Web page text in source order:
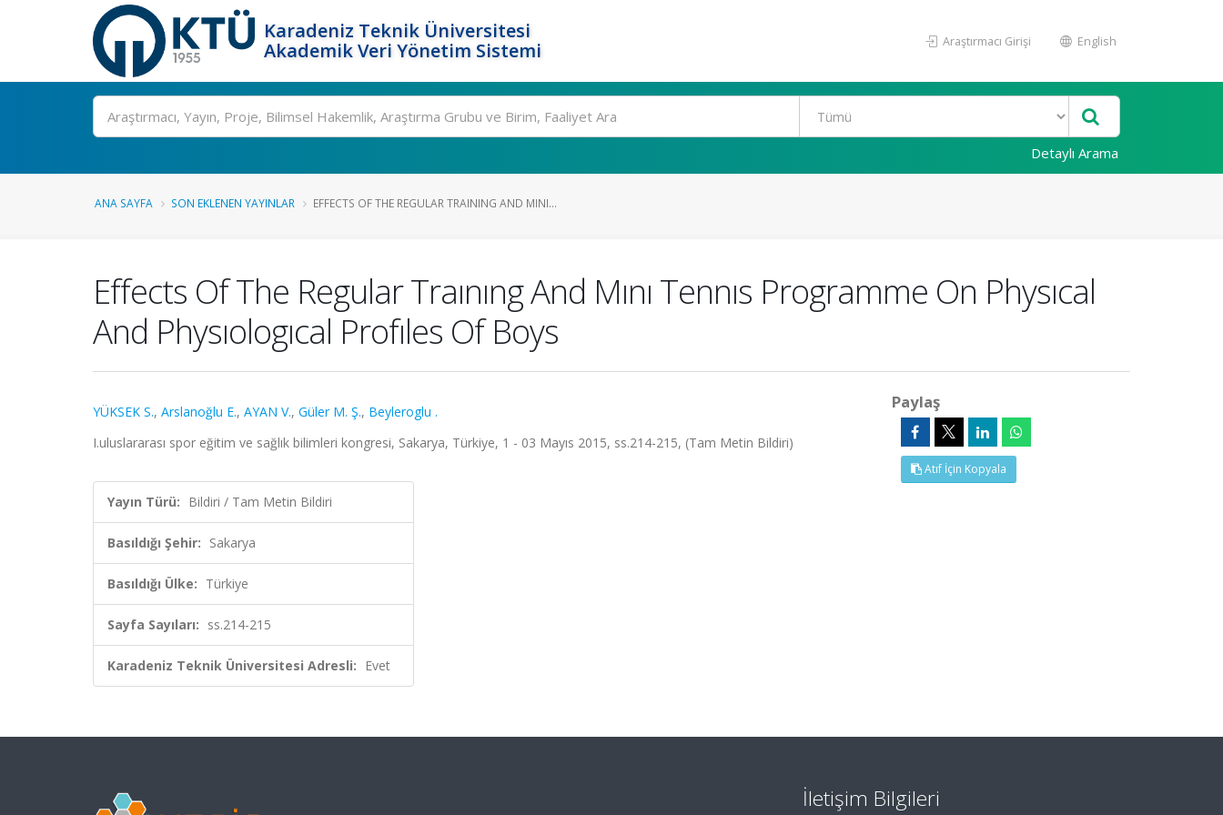
Karadeniz Teknik Üniversitesi
Akademik Veri Yönetim Sistemi
Araştırmacı Girişi English
Ara
Detaylı Arama
ANA SAYFA SON EKLENEN YAYINLAR EFFECTS OF THE REGULAR TRAINING AND MINI...
Effects Of The Regular Traınıng And Mını Tennıs Programme On Physıcal
And Physıologıcal Profıles Of Boys
YÜKSEK S., Arslanoğlu E., AYAN V., Güler M. Ş., Beyleroglu .
I.uluslararası spor eğitim ve sağlık bilimleri kongresi, Sakarya, Türkiye, 1 - 03 Mayıs 2015, ss.214-215, (Tam Metin Bildiri)
Yayın Türü: Bildiri / Tam Metin Bildiri
Basıldığı Şehir: Sakarya
Basıldığı Ülke: Türkiye
Sayfa Sayıları: ss.214-215
Karadeniz Teknik Üniversitesi Adresli: Evet
Paylaş
Atıf İçin Kopyala
İletişim Bilgileri